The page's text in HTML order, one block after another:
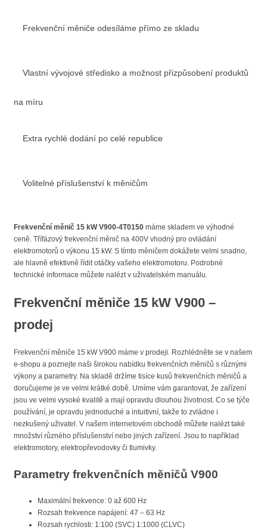
Frekvenční měniče odesíláme přímo ze skladu
Vlastní vývojové středisko a možnost přizpůsobení produktů
na míru
Extra rychlé dodání po celé republice
Volitelné příslušenství k měničům
Frekvenční měnič 15 kW V900-4T0150 máme skladem ve výhodné
ceně. Třífázový frekvenční měnič na 400V vhodný pro ovládání
elektromotorů o výkonu 15 kW. S tímto měničem dokážete velmi snadno,
ale hlavně efektivně řídit otáčky vašeho elektromotoru. Podrobné
technické informace můžete nalézt v uživatelském manuálu.
Frekvenční měniče 15 kW V900 –
prodej
Frekvenční měniče 15 kW V900 máme v prodeji. Rozhlédněte se v našem
e-shopu a poznejte naši širokou nabídku frekvenčních měničů s různými
výkony a parametry. Na skladě držíme tisíce kusů frekvenčních měničů a
doručujeme je ve velmi krátké době. Umíme vám garantovat, že zařízení
jsou ve velmi vysoké kvalitě a mají opravdu dlouhou životnost. Co se týče
používání, je opravdu jednoduché a intuitivní, takže to zvládne i
nezkušený uživatel. V našem internetovém obchodě můžete nalézt také
množství různého příslušenství nebo jiných zařízení. Jsou to například
elektromotory, elektropřevodovky či tlumivky.
Parametry frekvenčních měničů V900
Maximální frekvence: 0 až 600 Hz
Rozsah frekvence napájení: 47 – 63 Hz
Rozsah rychlosti: 1:100 (SVC) 1:1000 (CLVC)